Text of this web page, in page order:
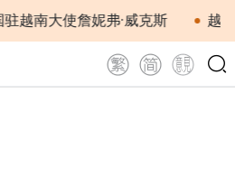
越南大使詹妮弗·威克斯 越南